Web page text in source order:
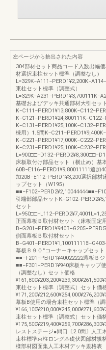
左ページから抽出された内容
304部材セット商品コード入数出幅
材選択束柱セット標準（調整なし）
束柱セット標準（調整式）
基礎およびデッキ共通部材大引セッ
棟用）1.5間
床板取付け部品セット（横止め）基
60B−E116−PERD1¥9,80011111追加
加20B−E112−PERD1¥3,200選択部材
ップセット（W195）
引端部部品セット
セット
正面幕板Ｂ取付材セット（床板固定用
側面幕板Ｂ取付材セット
幕板Ｂ９０°コーナーキャップセット
■■−F201−PERD1¥40022222幕板Ｂ
■■−F301−PERD1¥940床板キャップ
（調整なし）セット価格
束柱セット標準（調整式）セット価
幕板B使用の場合束柱セット標準（
束柱セット標準（調整式）セット価
レストステージ●間口〔2.0間〕人工
束柱標準束柱ロング基礎伏図部材規
様部材図面集人工木材デッキ規格表